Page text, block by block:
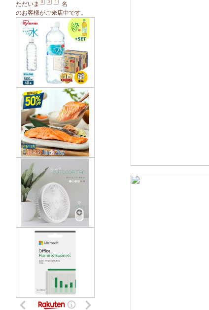
ただいま
名
のお客様がご来店中です。